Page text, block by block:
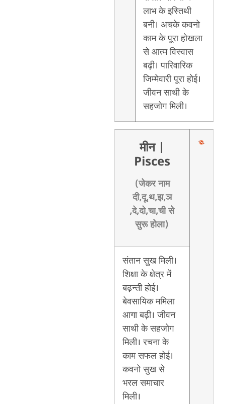
लाभ के इस्तिथी
बनी। अचके कवनो
काम के पूरा होखला
से आत्म विस्वास
बढ़ी। पारिवारिक
जिम्मेवारी पूरा होई।
जीवन साथी के
सहजोग मिली।
मीन
Pisces
(जेकर नाम
दी,दू,थ,झ,ञ
,दे,दो,चा,ची से
सुरू होला)
संतान सुख मिली।
शिक्षा के क्षेत्र में
बढ़न्ती होई।
बेवसायिक ममिला
आगा बढ़ी। जीवन
साथी के सहजोग
मिली। रचना के
काम सफल होई।
कवनो सुख से
भरल समाचार
मिली।